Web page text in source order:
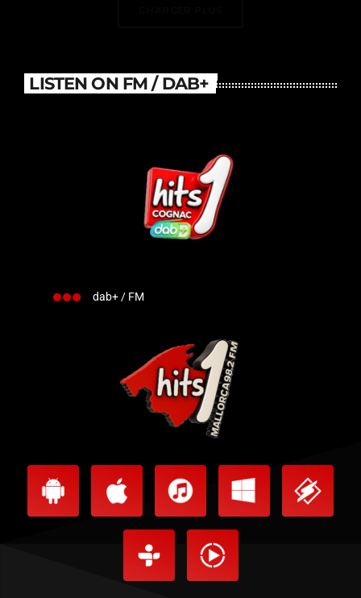
LISTEN ON FM / DAB+
dab+ / FM